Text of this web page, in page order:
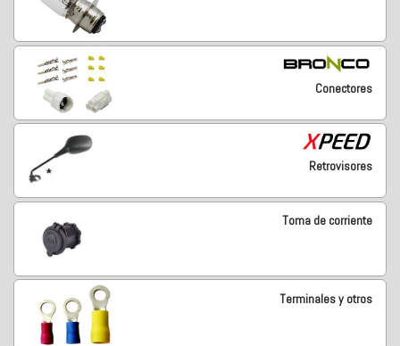
Conectores
Retrovisores
Toma de corriente
Terminales y otros